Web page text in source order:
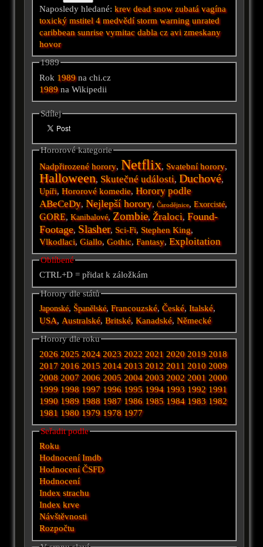
Naposledy hledané:krev dead snow zubatá vagína
toxický mstitel 4 medvědí storm warning unrated
caribbean sunrise vymitac dabla cz avi zmeskany
hovor
1989
Rok 1989na chi.cz
1989na Wikipedii
Sdílej
Hororové kategorie
Nadpřirozené horory, Netflix, Svatební horory,
Halloween, Skutečné události, Duchové,
Upíři,Hororové komedie,Horory podle
ABeCeDy, Nejlepší horory,Čarodějnice,Exorcisté,
GORE,Kanibalové, Zombie, Žraloci, Found-
Footage, Slasher, Sci-Fi, Stephen King,
Vlkodlaci,Giallo,Gothic,Fantasy,Exploitation
Oblíbené
CTRL+D = přidat k záložkám
Horory dle států
Japonské, Španělské,Francouzské,České,Italské,
USA, Australské,Britské,Kanadské,Německé
Horory dle roku
2026 2025 2024 2023 2022 2021 2020 2019 2018
2017 2016 2015 2014 2013 2012 2011 2010 2009
2008 2007 2006 2005 2004 2003 2002 2001 2000
1999 1998 1997 1996 1995 1994 1993 1992 1991
1990 1989 1988 1987 1986 1985 1984 1983 1982
1981 1980 1979 1978 1977
Seřadit podle
Roku
Hodnocení Imdb
Hodnocení ČSFD
Hodnocení
Index strachu
Index krve
Návštěvnosti
Rozpočtu